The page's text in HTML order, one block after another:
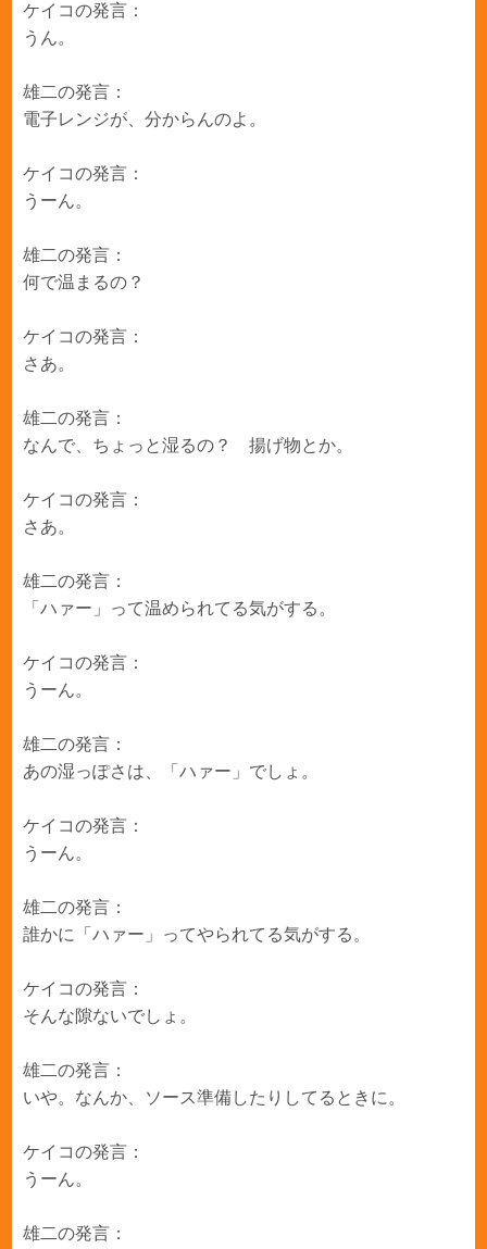
ケイコの発言：
うん。
雄二の発言：
電子レンジが、分からんのよ。
ケイコの発言：
うーん。
雄二の発言：
何で温まるの？
ケイコの発言：
さあ。
雄二の発言：
なんで、ちょっと湿るの？ 揚げ物とか。
ケイコの発言：
さあ。
雄二の発言：
「ハァー」って温められてる気がする。
ケイコの発言：
うーん。
雄二の発言：
あの湿っぽさは、「ハァー」でしょ。
ケイコの発言：
うーん。
雄二の発言：
誰かに「ハァー」ってやられてる気がする。
ケイコの発言：
そんな隙ないでしょ。
雄二の発言：
いや。なんか、ソース準備したりしてるときに。
ケイコの発言：
うーん。
雄二の発言：